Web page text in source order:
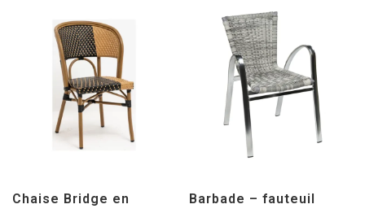
Chaise Bridge en
Barbade – fauteuil